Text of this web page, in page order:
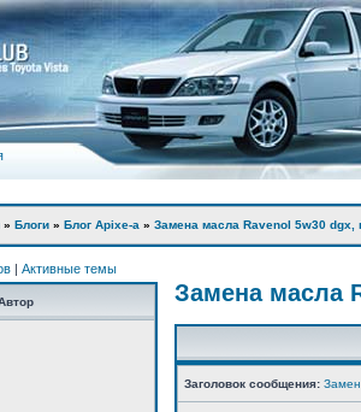
» Блоги » Блог Apixe-а » Замена масла Ravenol 5w30 dgx,
| Активные темы
Замена масла
Заголовок сообщения: